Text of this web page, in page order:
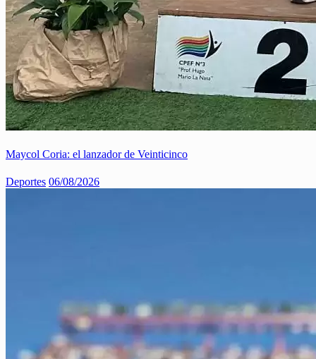
Maycol Coria: el lanzador de Veinticinco
Deportes 06/08/2026